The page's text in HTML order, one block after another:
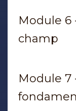
Module 6
champ
Module 7